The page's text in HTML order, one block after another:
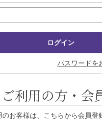
パスワードを
利用の方・会
のお客様は、こちらから会員登